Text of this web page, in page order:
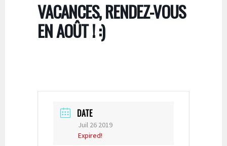
VACANCES, RENDEZ-VOUS
EN AOÛT ! :)
DATE
Juil 26 2019
Expired!